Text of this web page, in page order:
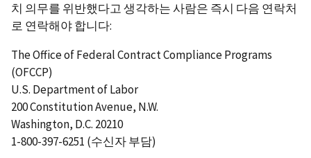
치 의무를 위반했다고 생각하는 사람은 즉시 다음 연락처
로 연락해야 합니다:
The Office of Federal Contract Compliance Programs
(OFCCP)
U.S. Department of Labor
200 Constitution Avenue, N.W.
Washington, D.C. 20210
1-800-397-6251 (수신자 부담)